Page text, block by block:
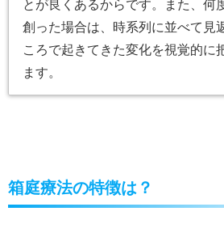
とが良くあるからです。また、何
創った場合は、時系列に並べて見
ころで起きてきた変化を視覚的に
ます。
箱庭療法の特徴は？